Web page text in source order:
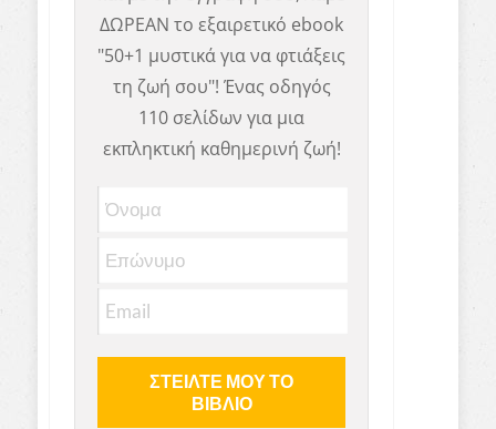
ΔΩΡΕΑΝ το εξαιρετικό ebook
"50+1 μυστικά για να φτιάξεις
τη ζωή σου"! Ένας οδηγός
110 σελίδων για μια
εκπληκτική καθημερινή ζωή!